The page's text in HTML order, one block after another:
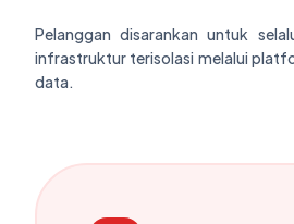
Pelanggan disarankan untuk
infrastruktur terisolasi melalui
data.